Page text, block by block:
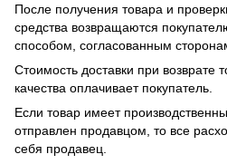
После получения товара и
средства возвращаются
способом, согласованным
Стоимость доставки при возврате
качества оплачивает покупатель.
Если товар имеет
отправлен продавцом, то все
себя продавец.